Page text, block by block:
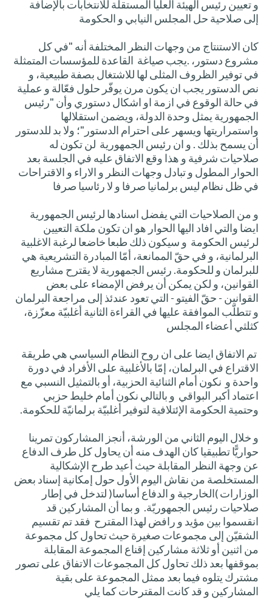
و تعيين رئيس الهيئة العليا المستقلة للانتخابات بالإضافة
إلى صلاحية حل المجلس النيابي و الحكومة
كان الاستنتاج من وجهات النظر المختلفة أنه "في كل
مشروع دستور، .يجب صياغة القاعدة للمؤسسات المتمثلة
في توفير الظروف المثلى لها للاشتغال بصفة طبيعية، و
نص الدستور يجب ان يكون مرن يوفّر حلول فعّالة و عملية
في حالة الوقوع في ازمة او اشكال دستوري وأن "رئيس
الجمهورية يمثل وحدة الدولة، ويضمن استقلالها
واستمراريتها ويسهر على احترام الدستور"؛ ولا بد للدستور
أن يسمح بذلك . و ان رئيس الجمهورية لن تكون له
صلاحيات شرفية و هذا وقع الاتفاق عليه في الجلسة بعد
الحوار المطول و تبادل وجهات النظر و الاراء و الاقتراحات
في ظل نظام ليس برلمانيا صرفا و لا رئاسيا صرفا
و من الصلاحيات التي يفضل اسنادها لرئيس الجمهورية
ايضا والتي افاد اليها الحوار هو ان تكون ملكة التعيين
لرئيس الحكومة و سيكون ذلك طبعا خاضعا لرغبة الاغلبية
البرلمانية، و في حقّ الممانعة، أمّا المبادرة التشريعية هي
للبرلمان و للحكومة. رئيس الجمهورية لا يقترح مشاريع
القوانين، و لكن يمكن أن يرفض الإمضاء على بعض
القوانين - حقّ الفيتو - التي تعود عندئذ إلى مراجعة البرلمان
و تتطلّب الموافقة عليها في القراءة الثانية أغلبيّة معزّزة،
كثلثي أعضاء المجلس
تم الاتفاق ايضا على ان روح النظام السياسي هي طريقة
الاقتراع في البرلمان، إمّا بالأغلبية على الأفراد في دورة
واحدة و نكون أمام الثنائية الحزبية، أو بالتمثيل النسبي مع
اعتماد أكبر البواقي و بالتالي نكون أمام خليط حزبي
وحتمية الحكومة الإئتلافية لتوفير أغلبيّة برلمانيّة للحكومة.
و خلال اليوم الثاني من الورشة، أنجز المشاركون تمرينا
حواريًّا تطبيقيا كان الهدف منه أن يحاول كل طرف الدفاع
عن وجهة النظر المقابلة حيث أعيد طرح الإشكالية
المستخلصة من نقاش اليوم الأول حول إمكانية إسناد بعض
الوزارات )الخارجية و الدفاع أساسا( لتدخل في إطار
صلاحيات رئيس الجمهوريّة. و بما أن المشاركين قد
انقسموا بين مؤيد و رافض لهذا المقترح فقد تم تقسيم
الشقيّن إلى مجموعات صغيرة حيث تحاول كل مجموعة
من اثنين أو ثلاثة مشاركين إقناع المجموعة المقابلة
بموقفها بعد ذلك تحاول كل المجموعات الاتفاق على تصور
مشترك يتلوه فيما بعد ممثل المجموعة على بقية
المشاركين و قد كانت المقترحات كما يلي